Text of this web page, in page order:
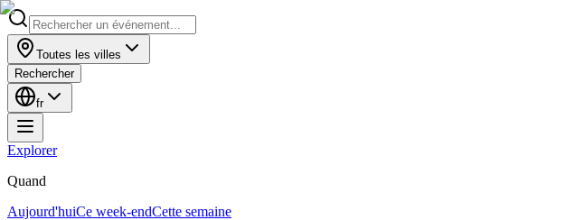
Toutes les villes
Rechercher
fr
Explorer
Quand
Aujourd'huiCe week-endCette semaine